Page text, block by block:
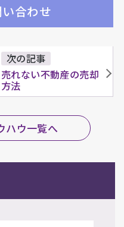
合わせ
次の記事
売れない不動産の売却
方法
ハウ一覧へ